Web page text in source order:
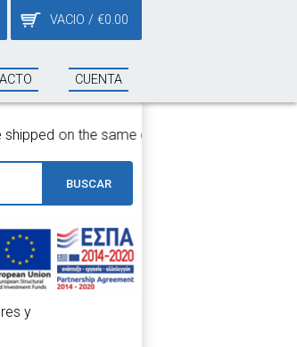
VACIO / €0.00
CUENTA
same day!
BUSCAR
y